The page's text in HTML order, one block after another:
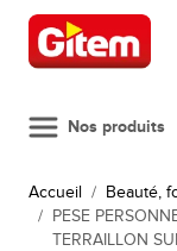
Allez au contenu
Nos produits
Accueil / Beauté,
/ PESE
TERRAILLON